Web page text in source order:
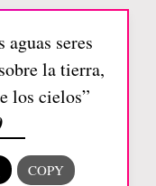
seres
la tierra,
los cielos”